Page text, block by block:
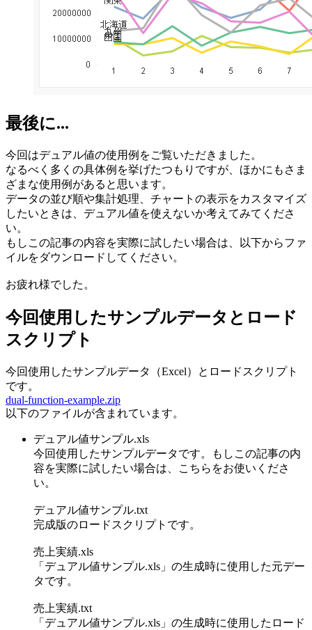
最後に...
今回はデュアル値の使用例をご覧いただきました。
なるべく多くの具体例を挙げたつもりですが、ほかにもさま
ざまな使用例があると思います。
データの並び順や集計処理、チャートの表示をカスタマイズ
したいときは、デュアル値を使えないか考えてみてくださ
い。
もしこの記事の内容を実際に試したい場合は、以下からファ
イルをダウンロードしてください。
お疲れ様でした。
今回使用したサンプルデータとロード
スクリプト
今回使用したサンプルデータ（Excel）とロードスクリプト
です。
dual-function-example.zip
以下のファイルが含まれています。
デュアル値サンプル.xls
今回使用したサンプルデータです。もしこの記事の内
容を実際に試したい場合は、こちらをお使いくださ
い。
デュアル値サンプル.txt
完成版のロードスクリプトです。
売上実績.xls
「デュアル値サンプル.xls」の生成時に使用した元デー
タです。
売上実績.txt
「デュアル値サンプル.xls」の生成時に使用したロード